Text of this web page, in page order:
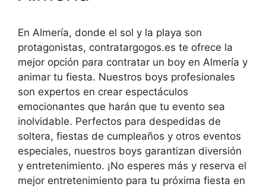
En Almería, donde el sol y la playa son
protagonistas, contratargogos.es te ofrece la
mejor opción para contratar un boy en Almería y
animar tu fiesta. Nuestros boys profesionales
son expertos en crear espectáculos
emocionantes que harán que tu evento sea
inolvidable. Perfectos para despedidas de
soltera, fiestas de cumpleaños y otros eventos
especiales, nuestros boys garantizan diversión
y entretenimiento. ¡No esperes más y reserva el
mejor entretenimiento para tu próxima fiesta en